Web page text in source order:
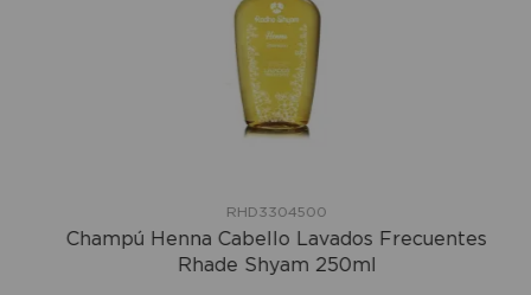
RHD3304500
Champú Henna Cabello Lavados Frecuentes
Rhade Shyam 250ml